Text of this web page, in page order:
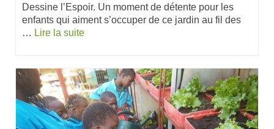
Dessine l’Espoir. Un moment de détente pour les
enfants qui aiment s’occuper de ce jardin au fil des
… Lire la suite